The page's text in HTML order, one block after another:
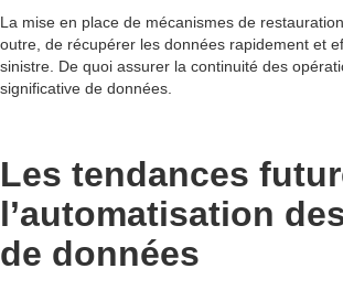
La mise en place de mécanismes de
outre, de récupérer les données rapidement et
sinistre. De quoi assurer la continuité des
significative de données.
Les tendances
l’automatisation
de données